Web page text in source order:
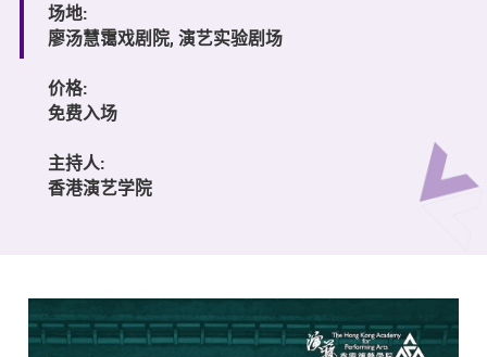
场地:
廖汤慧霭戏剧院, 演艺实验剧场
价格:
免费入场
主持人:
香港演艺学院